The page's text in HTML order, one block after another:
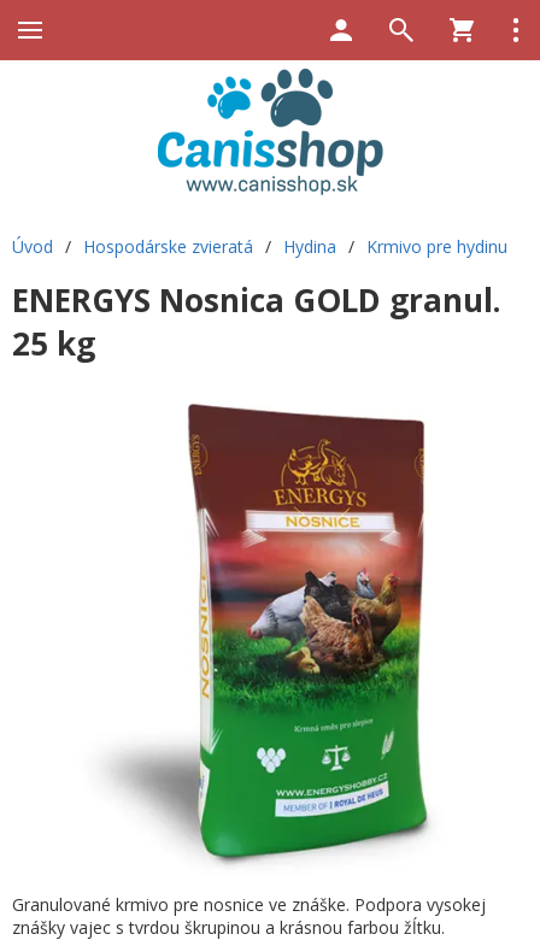
Úvod / Hospodárske zvieratá / Hydina / Krmivo pre hydinu
ENERGYS Nosnica GOLD granul.
25 kg
Granulované krmivo pre nosnice ve znáške. Podpora vysokej
znášky vajec s tvrdou škrupinou a krásnou farbou žĺtku.